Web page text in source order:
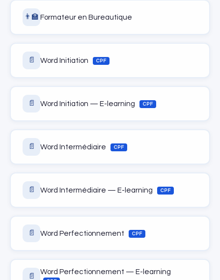
👨‍🏫 Formateur en Bureautique
📄 Word Initiation CPF
📄 Word Initiation — E-learning CPF
📄 Word Intermédiaire CPF
📄 Word Intermédiaire — E-learning CPF
📄 Word Perfectionnement CPF
📄
Word Perfectionnement — E-learning